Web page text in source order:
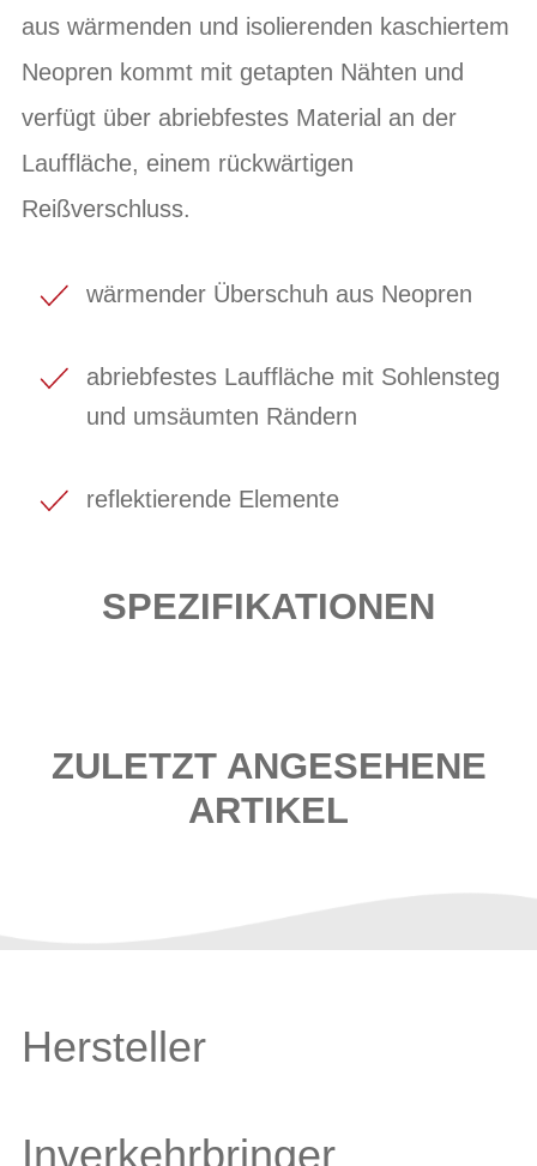
aus wärmenden und isolierenden kaschiertem
Neopren kommt mit getapten Nähten und
verfügt über abriebfestes Material an der
Lauffläche, einem rückwärtigen
Reißverschluss.
wärmender Überschuh aus Neopren
abriebfestes Lauffläche mit Sohlensteg
und umsäumten Rändern
reflektierende Elemente
SPEZIFIKATIONEN
ZULETZT ANGESEHENE
ARTIKEL
Hersteller
Inverkehrbringer